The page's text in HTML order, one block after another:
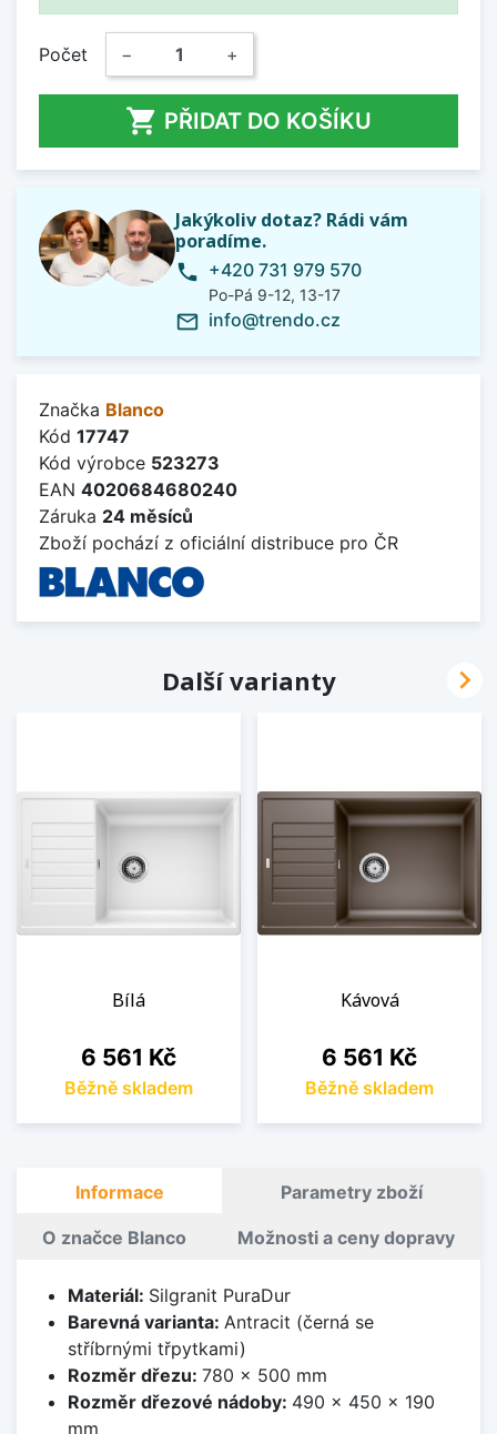
Počet − +
 PŘIDAT DO KOŠÍKU
Jakýkoliv dotaz? Rádi vám
poradíme.
phone +420 731 979 570
Po-Pá 9-12, 13-17
mail_outline info@trendo.cz
Značka Blanco
Kód 17747
Kód výrobce 523273
EAN 4020684680240
Záruka 24 měsíců
Zboží pochází z oficiální distribuce pro ČR
Další varianty
Bílá
Cena
6 561 Kč
Běžně skladem
Kávová
Cena
6 561 Kč
Běžně skladem

Informace Parametry zboží
O značce Blanco Možnosti a ceny dopravy
Materiál: Silgranit PuraDur
Barevná varianta: Antracit (černá se
stříbrnými třpytkami)
Rozměr dřezu: 780 x 500 mm
Rozměr dřezové nádoby: 490 x 450 x 190
mm